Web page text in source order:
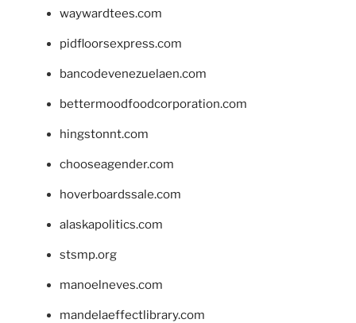
waywardtees.com
pidfloorsexpress.com
bancodevenezuelaen.com
bettermoodfoodcorporation.com
hingstonnt.com
chooseagender.com
hoverboardssale.com
alaskapolitics.com
stsmp.org
manoelneves.com
mandelaeffectlibrary.com